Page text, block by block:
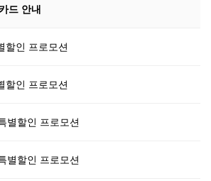
드 안내
할인 프로모션
할인 프로모션
별할인 프로모션
별할인 프로모션